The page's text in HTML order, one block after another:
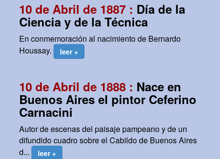
10 de Abril de 1887 : Día de la
Ciencia y de la Técnica
En conmemoración al nacimiento de Bernardo
Houssay.
leer +
10 de Abril de 1888 : Nace en
Buenos Aires el pintor Ceferino
Carnacini
Autor de escenas del paisaje pampeano y de un
difundido cuadro sobre el Cabildo de Buenos Aires
d...
leer +